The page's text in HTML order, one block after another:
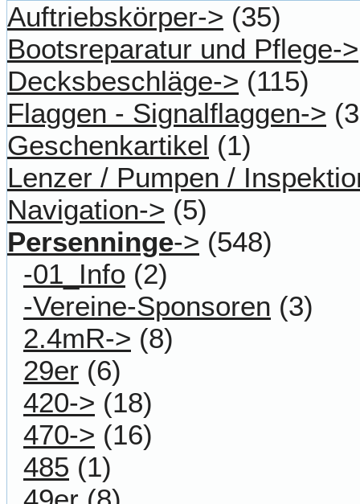
Auftriebskörper-> (35)
Bootsreparatur und Pflege->
Decksbeschläge-> (115)
Flaggen - Signalflaggen->
Geschenkartikel (1)
Lenzer / Pumpen /
Navigation-> (5)
Persenninge-> (548)
-01_Info (2)
-Vereine-Sponsoren (3)
2.4mR-> (8)
29er (6)
420-> (18)
470-> (16)
485 (1)